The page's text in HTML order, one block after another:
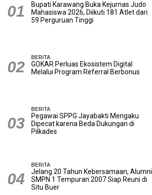
Bupati Karawang Buka Kejurnas Judo
Mahasiswa 2026, Diikuti 181 Atlet dari
59 Perguruan Tinggi
BERITA
GOKAR Perluas Ekosistem Digital
Melalui Program Referral Berbonus
BERITA
Pegawai SPPG Jayabakti Mengaku
Dipecat karena Beda Dukungan di
Pilkades
BERITA
Jelang 20 Tahun Kebersamaan, Alumni
SMPN 1 Tempuran 2007 Siap Reuni di
Situ Buer